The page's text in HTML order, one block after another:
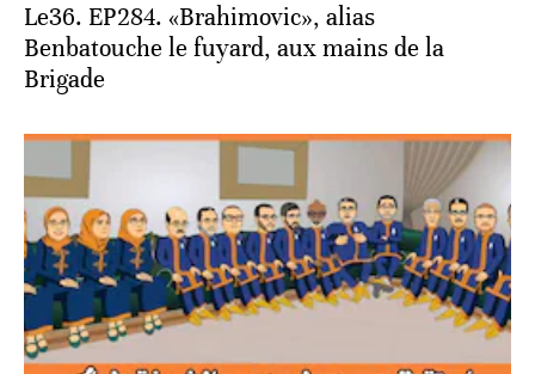
Le36. EP284. «Brahimovic», alias
Benbatouche le fuyard, aux mains de la
Brigade